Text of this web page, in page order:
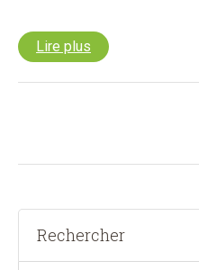
Lire plus